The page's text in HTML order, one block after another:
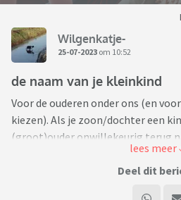
Wilgenkatje-
25-07-2023 om 10:52
de naam van je kleinkind
Voor de ouderen onder ons (en
kiezen). Als je zoon/dochter een
(groot)ouder onwillekeurig terug
(voor het eerst) ouders werd. Een
ontdekt werd waarvan je niet
Deel dit